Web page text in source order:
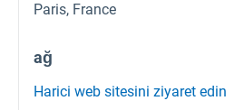
Paris, France
ağ
Harici web sitesini ziyaret edin